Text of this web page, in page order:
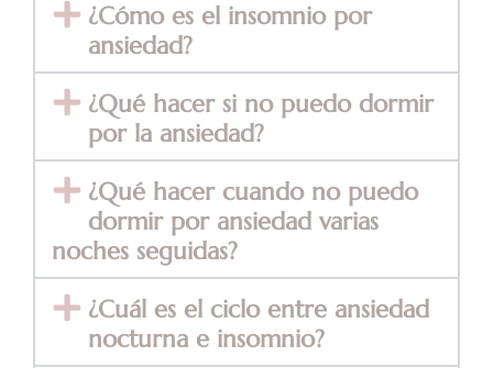
¿Cómo es el insomnio por
ansiedad?
¿Qué hacer si no puedo dormir
por la ansiedad?
¿Qué hacer cuando no puedo
dormir por ansiedad varias
noches seguidas?
¿Cuál es el ciclo entre ansiedad
nocturna e insomnio?